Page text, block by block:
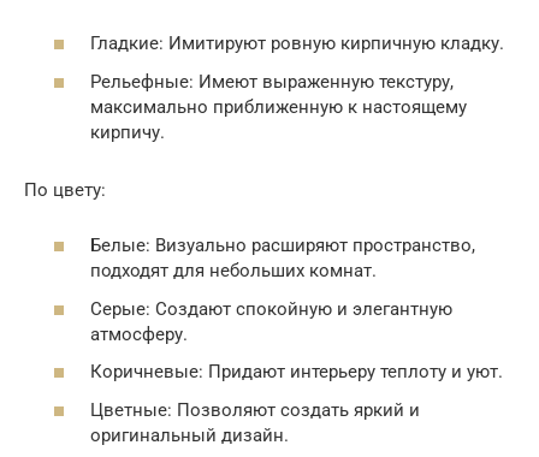
Гладкие: Имитируют ровную кирпичную кладку.
Рельефные: Имеют выраженную текстуру,
максимально приближенную к настоящему
кирпичу.
По цвету:
Белые: Визуально расширяют пространство,
подходят для небольших комнат.
Серые: Создают спокойную и элегантную
атмосферу.
Коричневые: Придают интерьеру теплоту и уют.
Цветные: Позволяют создать яркий и
оригинальный дизайн.